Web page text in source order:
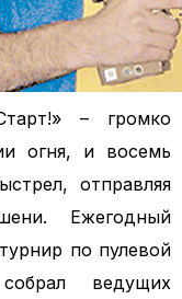
– громко
огня, и восемь
отправляя
Ежегодный
по пулевой
ведущих